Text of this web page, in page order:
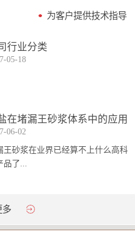
为客户提供技术指导
行业分类
-05-18
在堵漏王砂浆体系中的应用
-06-02
王砂浆在业界已经算不上什么高科
品了...
单来说它就是一种能够迅速凝固的
浆的强...
多